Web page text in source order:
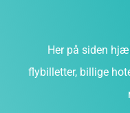
Her på siden
flybilletter, billige